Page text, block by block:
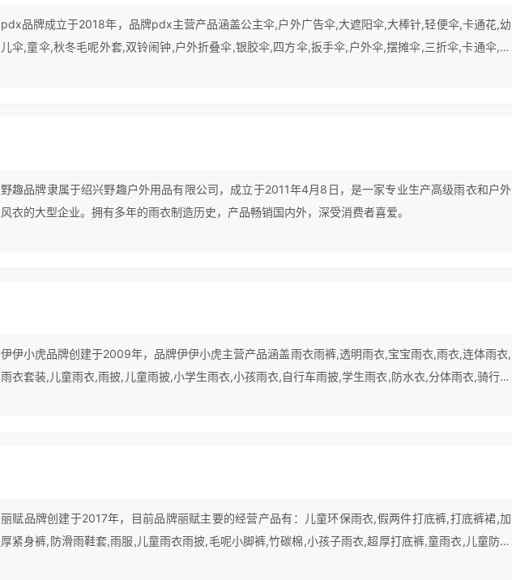
pdx品牌成立于2018年，品牌pdx主营产品涵盖公主伞,户外广告伞,大遮阳伞,大棒针,轻便伞,卡通花,幼
儿伞,童伞,秋冬毛呢外套,双铃闹钟,户外折叠伞,银胶伞,四方伞,扳手伞,户外伞,摆摊伞,三折伞,卡通伞,牛
野趣品牌隶属于绍兴野趣户外用品有限公司，成立于2011年4月8日，是一家专业生产高级雨衣和户外
风衣的大型企业。拥有多年的雨衣制造历史，产品畅销国内外，深受消费者喜爱。
伊伊小虎品牌创建于2009年，品牌伊伊小虎主营产品涵盖雨衣雨裤,透明雨衣,宝宝雨衣,雨衣,连体雨衣,
雨衣套装,儿童雨衣,雨披,儿童雨披,小学生雨衣,小孩雨衣,自行车雨披,学生雨衣,防水衣,分体雨衣,骑行雨
丽赋品牌创建于2017年，目前品牌丽赋主要的经营产品有：儿童环保雨衣,假两件打底裤,打底裤裙,加
厚紧身裤,防滑雨鞋套,雨服,儿童雨衣雨披,毛呢小脚裤,竹碳棉,小孩子雨衣,超厚打底裤,童雨衣,儿童防水